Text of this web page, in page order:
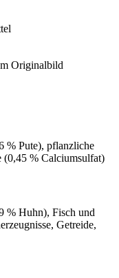
Originalbild
% Pute), pflanzliche
(0,45 % Calciumsulfat)
% Huhn), Fisch und
Getreide,